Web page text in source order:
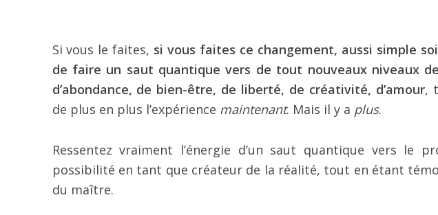
Si vous le faites, si vous faites ce changement, aussi simple
de faire un saut quantique vers de tout nouveaux niveaux
d’abondance, de bien-être, de liberté, de créativité, d’amour,
de plus en plus l’expérience maintenant. Mais il y a plus.
Ressentez vraiment l’énergie d’un saut quantique vers le
possibilité en tant que créateur de la réalité, tout en étant
du maître.